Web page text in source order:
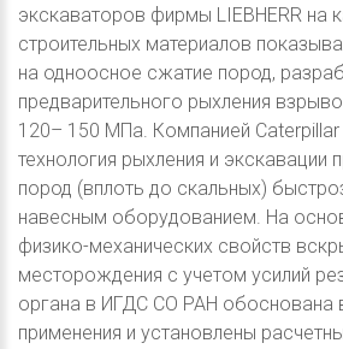
экскаваторов фирмы LIEBHERR на
строительных материалов
на одноосное сжатие пород,
предварительного рыхления
120– 150 МПа. Компанией
технология рыхления и экскавации
пород (вплоть до скальных)
навесным оборудованием. На
физико-механических свойств
месторождения с учетом усилий
органа в ИГДС СО РАН обоснована
применения и установлены